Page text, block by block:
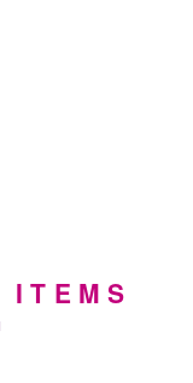
ITEMS